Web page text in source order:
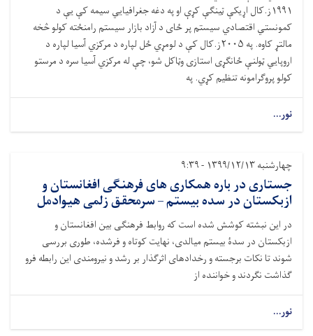
۱۹۹۱ز.کال اړیکې ټینګې کړې او په دغه جغرافیایي سیمه کې یې د
کمونستي اقتصادي سیستم پر ځای د آزاد بازار سیستم رامنځته کولو څخه
مالتړ کاوه. په ۲۰۰۵ز.کال کې د لومړي ځل لپاره د مرکزي آسیا لپاره د
اروپایي ټولنې ځانګړی استازی وټاکل شو، چې له مرکزي آسیا سره د مرستو
کولو پروګرامونه تنظیم کړي. په
نور...
چهارشنبه ۱۳۹۹/۱۲/۱۳ - ۹:۳۹
جستاری در باره همکاری های فرهنګی افغانستان و
ازبکستان در سده بیستم – سرمحقق زلمی هیوادمل
در این نبشته کوشش شده است که روابط فرهنگی بین افغانستان و
ازبکستان در سدۀ بیستم میالدی، نهایت کوتاه و فرشده، طوری بررسی
شوند تا نکات برجسته و رخدادهای اثرگذار بر رشد و نیرومندی این رابطه فرو
گذاشت نگردند و خواننده از
نور...